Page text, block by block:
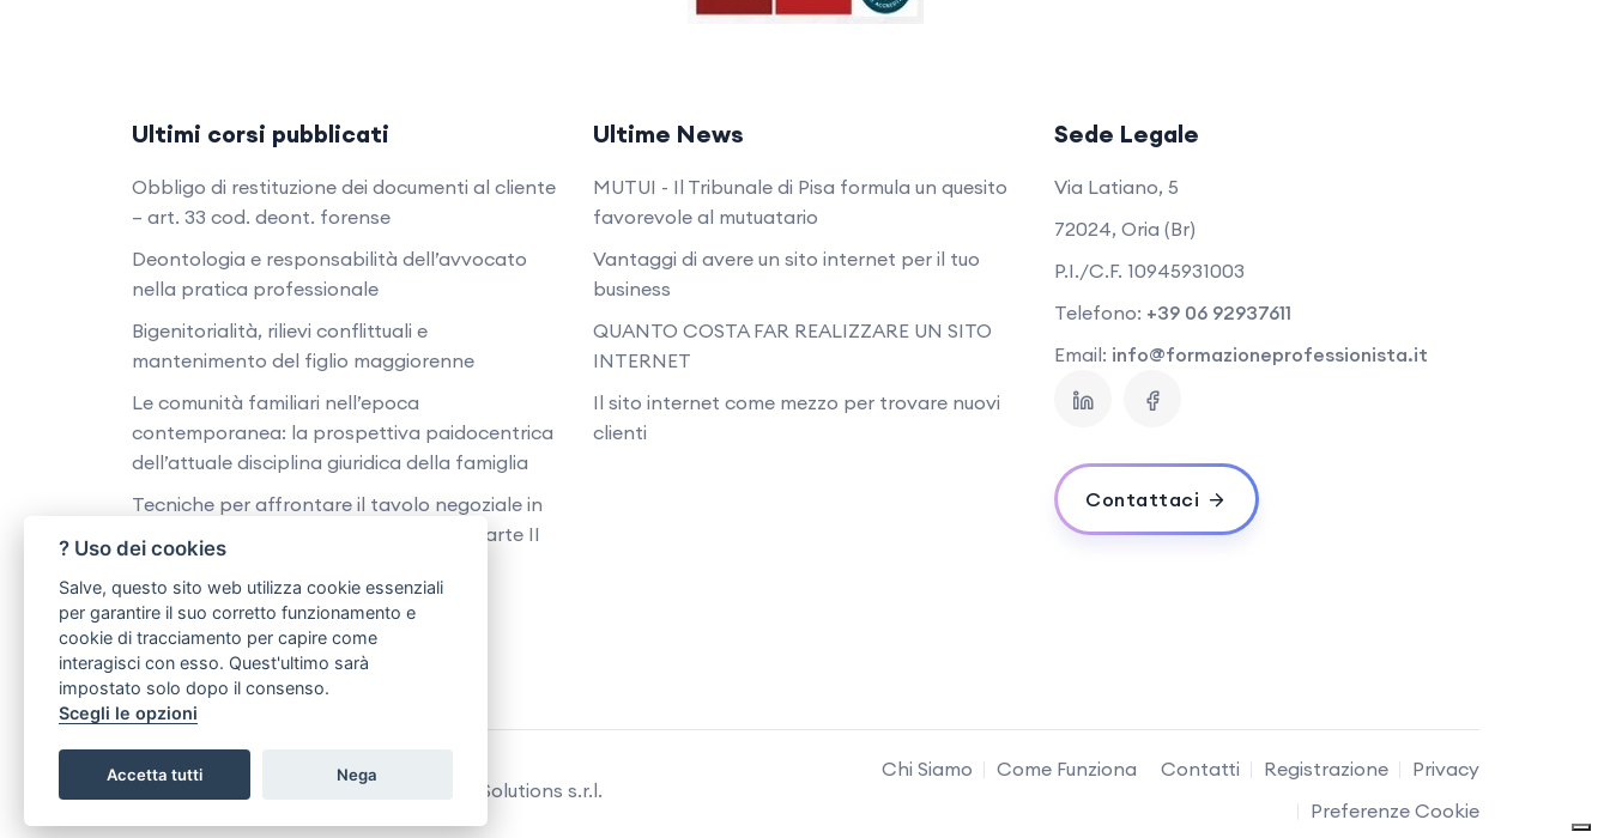
Ultimi corsi pubblicati
Obbligo di restituzione dei documenti al cliente
– art. 33 cod. deont. forense
Deontologia e responsabilità dell’avvocato
nella pratica professionale
Bigenitorialità, rilievi conflittuali e
mantenimento del figlio maggiorenne
Le comunità familiari nell’epoca
contemporanea: la prospettiva paidocentrica
dell’attuale disciplina giuridica della famiglia
Tecniche per affrontare il tavolo negoziale in
mediazione e negoziazione assistita - Parte II
Strategie difensive in mediazione e
negoziazione assistita - Parte I
Ultime News
MUTUI - Il Tribunale di Pisa formula un quesito
favorevole al mutuatario
Vantaggi di avere un sito internet per il tuo
business
QUANTO COSTA FAR REALIZZARE UN SITO
INTERNET
Il sito internet come mezzo per trovare nuovi
clienti
Sede Legale
Via Latiano, 5
72024, Oria (Br)
P.I./C.F. 10945931003
Telefono: +39 06 92937611
Email: info@formazioneprofessionista.it
Contattaci
Copyright © 2026 | Cesynt Advanced Solutions s.r.l.
Chi Siamo Come Funziona Contatti Registrazione
Privacy
Preferenze Cookie
? Uso dei cookies
Salve, questo sito web utilizza cookie essenziali
per garantire il suo corretto funzionamento e
cookie di tracciamento per capire come
interagisci con esso. Quest'ultimo sarà
impostato solo dopo il consenso.
Scegli le opzioni
Accetta tutti Nega